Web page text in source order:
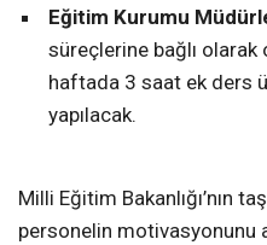
Eğitim Kurumu
süreçlerine bağlı
haftada 3 saat ek ders
yapılacak.
Milli Eğitim Bakanlığı’nın
personelin motivasyonunu